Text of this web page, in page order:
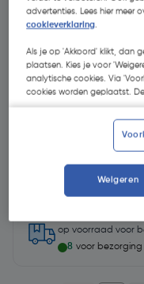
€ 38,50| Excl.
Selecteer winkel -
minuten op
Selecteer vestiging
op voorraad voor
8 voor bezorging
advertenties. Lees hier meer
cookieverklaring.
Als je op 'Akkoord' klikt, dan
plaatsen. Kies je voor
analytische cookies. Via
cookies worden geplaatst.
Weigeren